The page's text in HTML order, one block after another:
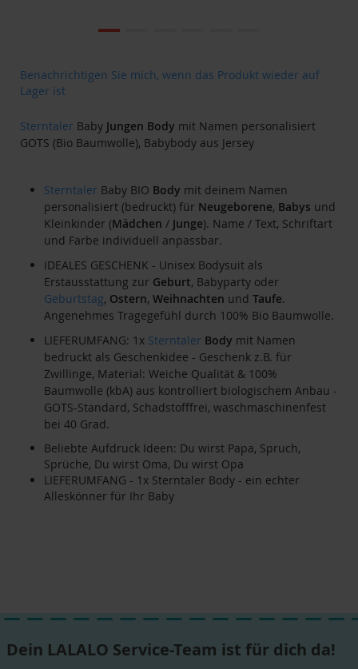
Benachrichtigen Sie mich, wenn das Produkt wieder auf
Lager ist
Sterntaler Baby Jungen Body mit Namen personalisiert
GOTS (Bio Baumwolle), Babybody aus Jersey
Sterntaler Baby BIO Body mit deinem Namen
personalisiert (bedruckt) für Neugeborene, Babys und
Kleinkinder (Mädchen / Junge). Name / Text, Schriftart
und Farbe individuell anpassbar.
IDEALES GESCHENK - Unisex Bodysuit als
Erstausstattung zur Geburt, Babyparty oder
Geburtstag, Ostern, Weihnachten und Taufe.
Angenehmes Tragegefühl durch 100% Bio Baumwolle.
LIEFERUMFANG: 1x Sterntaler Body mit Namen
bedruckt als Geschenkidee - Geschenk z.B. für
Zwillinge, Material: Weiche Qualität & 100%
Baumwolle (kbA) aus kontrolliert biologischem Anbau -
GOTS-Standard, Schadstofffrei, waschmaschinenfest
bei 40 Grad.
Beliebte Aufdruck Ideen: Du wirst Papa, Spruch,
Sprüche, Du wirst Oma, Du wirst Opa
LIEFERUMFANG - 1x Sterntaler Body - ein echter
Alleskönner für Ihr Baby
springen
Anfang
der
springen
Dein LALALO Service-Team ist für dich da!